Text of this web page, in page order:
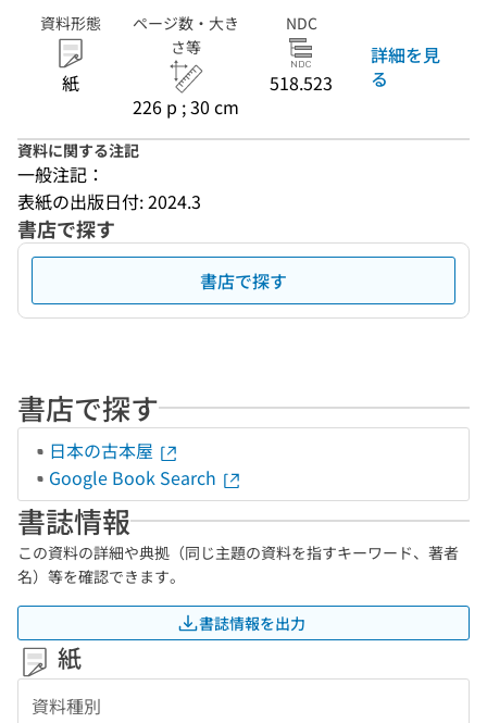
資料形態
紙
ページ数・大き
さ等
226 p ; 30 cm
NDC
518.523
詳細を見
る
資料に関する注記
一般注記：
表紙の出版日付: 2024.3
書店で探す
書店で探す
書店で探す
日本の古本屋
Google Book Search
書誌情報
この資料の詳細や典拠（同じ主題の資料を指すキーワード、著者
名）等を確認できます。
書誌情報を出力
紙
資料種別